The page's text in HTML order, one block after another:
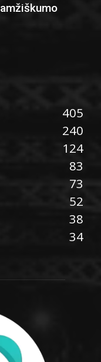
405
240
124
83
73
52
38
34